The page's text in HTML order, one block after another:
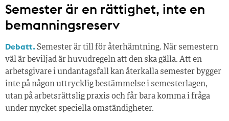
Semester är en rättighet, inte en
bemanningsreserv
Debatt.Semester är till för återhämtning. När semestern
väl är beviljad är huvudregeln att den ska gälla. Att en
arbetsgivare i undantagsfall kan återkalla semester bygger
inte på någon uttrycklig bestämmelse i semesterlagen,
utan på arbetsrättslig praxis och får bara komma i fråga
under mycket speciella omständigheter.